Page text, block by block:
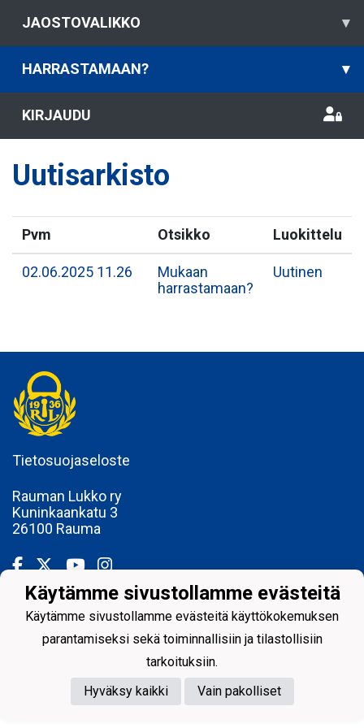
JAOSTOVALIKKO ▾
HARRASTAMAAN? ▾
KIRJAUDU
Uutisarkisto
Pvm Otsikko Luokittelu
02.06.2025 11.26
Mukaan
harrastamaan?
Uutinen
Tietosuojaseloste
Rauman Lukko ry
Kuninkaankatu 3
26100 Rauma
Powered by
Käytämme sivustollamme evästeitä
Käytämme sivustollamme evästeitä käyttökokemuksen
parantamiseksi sekä toiminnallisiin ja tilastollisiin
tarkoituksiin.
Hyväksy kaikki
Vain pakolliset